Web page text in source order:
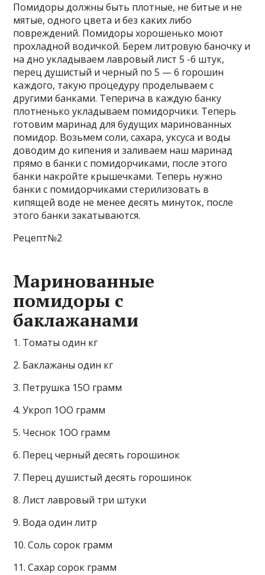
Помидоры должны быть плотные, не битые и не
мятые, одного цвета и без каких либо
повреждений. Помидоры хорошенько моют
прохладной водичкой. Берем литровую баночку и
на дно укладываем лавровый лист 5 -6 штук,
перец душистый и черный по 5 — 6 горошин
каждого, такую процедуру проделываем с
другими банками. Теперича в каждую банку
плотненько укладываем помидорчики. Теперь
готовим маринад для будущих маринованных
помидор. Возьмем соли, сахара, уксуса и воды
доводим до кипения и заливаем наш маринад
прямо в банки с помидорчиками, после этого
банки накройте крышечками. Теперь нужно
банки с помидорчиками стерилизовать в
кипящей воде не менее десять минуток, после
этого банки закатываются.
Рецепт№2
Маринованные
помидоры с
баклажанами
1. Томаты один кг
2. Баклажаны один кг
3. Петрушка 15О грамм
4. Укроп 1ОО грамм
5. Чеснок 1ОО грамм
6. Перец черный десять горошинок
7. Перец душистый десять горошинок
8. Лист лавровый три штуки
9. Вода один литр
10. Соль сорок грамм
11. Сахар сорок грамм